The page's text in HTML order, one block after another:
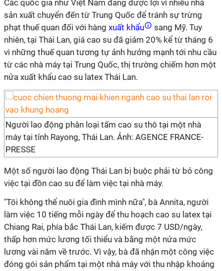
Các quốc gia như Việt Nam đang được lợi vì nhiều nhà
sản xuất chuyển đến từ Trung Quốc để tránh sự trừng
phạt thuế quan đối với hàng xuất khẩu
sang Mỹ. Tuy
nhiên, tại Thái Lan, giá cao su đã giảm 20% kể từ tháng 6
vì những thuế quan tương tự ảnh hưởng mạnh tới nhu cầu
từ các nhà máy tại Trung Quốc, thị trường chiếm hơn một
nửa xuất khẩu cao su latex Thái Lan.
Người lao động phân loại tấm cao su thô tại một nhà
máy tại tỉnh Rayong, Thái Lan. Ảnh: AGENCE FRANCE-
PRESSE
Một số người lao động Thái Lan bị buộc phải từ bỏ công
việc tại đồn cao su để làm việc tại nhà máy.
"Tôi không thể nuôi gia đình mình nữa", bà Annita, người
làm việc 10 tiếng mỗi ngày để thu hoạch cao su latex tại
Chiang Rai, phía bắc Thái Lan, kiếm được 7 USD/ngày,
thấp hơn mức lương tối thiểu và bằng một nửa mức
lương vài năm về trước. Vì vậy, bà đã nhận một công việc
đóng gói sản phẩm tại một nhà máy với thu nhập khoảng